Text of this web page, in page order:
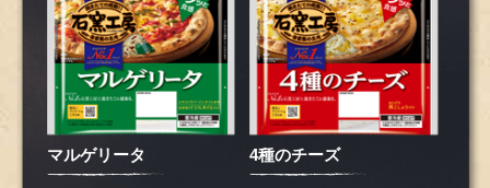
マルゲリータ 4種のチーズ